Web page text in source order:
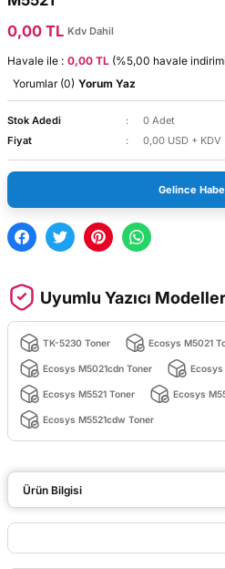
0,00 TL Kdv Dahil
Havale ile : 0,00 TL (%5,00 havale
Yorumlar (0) Yorum Yaz
Stok Adedi
0 Adet
Fiyat
0,00 USD + KDV
Gelince
Uyumlu Yazıcı
TK-5230 Toner Ecosys M5021
Ecosys M5021cdn Toner Ecosys
Ecosys M5521 Toner Ecosys
Ecosys M5521cdw Toner
Ürün Bilgisi